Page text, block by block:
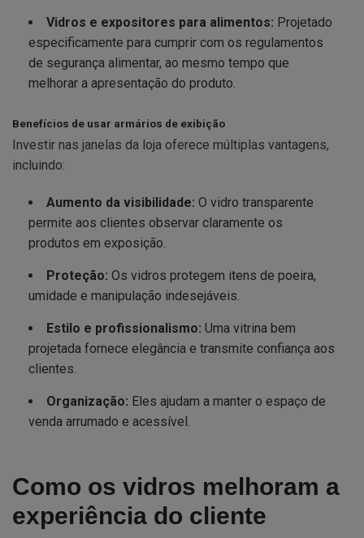
Vidros e expositores para alimentos: Projetado
especificamente para cumprir com os regulamentos
de segurança alimentar, ao mesmo tempo que
melhorar a apresentação do produto.
Benefícios de usar armários de exibição
Investir nas janelas da loja oferece múltiplas vantagens,
incluindo:
Aumento da visibilidade: O vidro transparente
permite aos clientes observar claramente os
produtos em exposição.
Proteção: Os vidros protegem itens de poeira,
umidade e manipulação indesejáveis.
Estilo e profissionalismo: Uma vitrina bem
projetada fornece elegância e transmite confiança aos
clientes.
Organização: Eles ajudam a manter o espaço de
venda arrumado e acessível.
Como os vidros melhoram a
experiência do cliente